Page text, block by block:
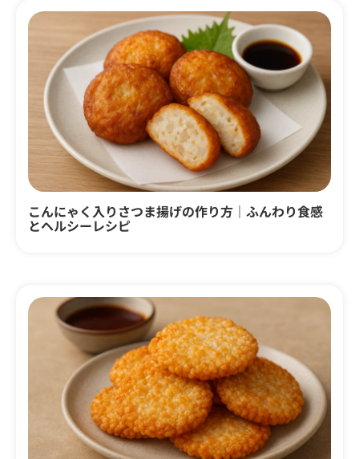
こんにゃく入りさつま揚げの作り方｜ふんわり食感
とヘルシーレシピ